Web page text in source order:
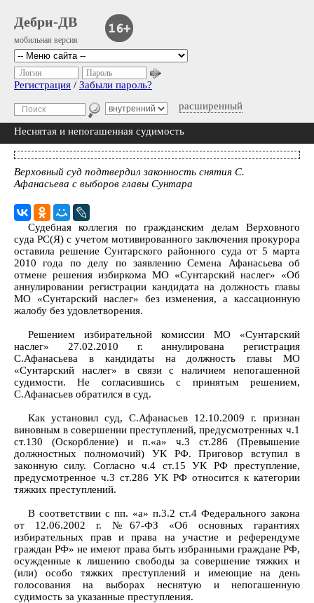
Дебри-ДВ
мобильная версия
расширенный
Логин Пароль
Регистрация / Забыли пароль?
Неснятая и непогашенная судимость
Верховный суд подтвердил законность снятия С.
Афанасьева с выборов главы Сунтара
Судебная коллегия по гражданским делам Верховного
суда РС(Я) с учетом мотивированного заключения прокурора
оставила решение Сунтарского районного суда от 5 марта
2010 года по делу по заявлению Семена Афанасьева об
отмене решения избиркома МО «Сунтарский наслег» «Об
аннулировании регистрации кандидата на должность главы
МО «Сунтарский наслег» без изменения, а кассационную
жалобу без удовлетворения.
Решением избирательной комиссии МО «Сунтарский
наслег» 27.02.2010 г. аннулирована регистрация
С.Афанасьева в кандидаты на должность главы МО
«Сунтарский наслег» в связи с наличием непогашенной
судимости. Не согласившись с принятым решением,
С.Афанасьев обратился в суд.
Как установил суд, С.Афанасьев 12.10.2009 г. признан
виновным в совершении преступлений, предусмотренных ч.1
ст.130 (Оскорбление) и п.«а» ч.3 ст.286 (Превышение
должностных полномочий) УК РФ. Приговор вступил в
законную силу. Согласно ч.4 ст.15 УК РФ преступление,
предусмотренное ч.3 ст.286 УК РФ относится к категории
тяжких преступлений.
В соответствии с пп. «а» п.3.2 ст.4 Федерального закона
от 12.06.2002 г. №67-ФЗ «Об основных гарантиях
избирательных прав и права на участие и референдуме
граждан РФ» не имеют права быть избранными граждане РФ,
осужденные к лишению свободы за совершение тяжких и
(или) особо тяжких преступлений и имеющие на день
голосования на выборах неснятую и непогашенную
судимость за указанные преступления.